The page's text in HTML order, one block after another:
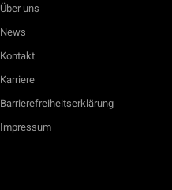
Über uns
News
Kontakt
Karriere
Barrierefreiheitserklärung
Impressum